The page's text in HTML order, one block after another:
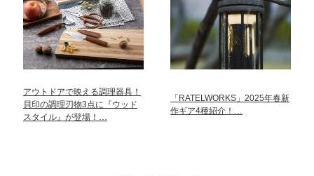
アウトドアで映える調理器具！
貝印の調理刃物3点に『ウッド
スタイル』が登場！…
「RATELWORKS」2025年春新
作ギア4種紹介！…